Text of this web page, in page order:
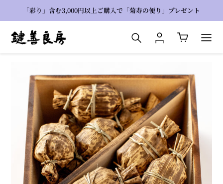
「彩り」含む3,000円以上ご購入で「菊寿の便り」プレゼント
検索 ログイン カート